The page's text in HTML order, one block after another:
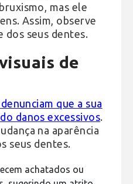
mas ele
Assim, observe
dos seus dentes.
de
que a sua
danos excessivos.
na aparência
seus dentes.
achatados ou